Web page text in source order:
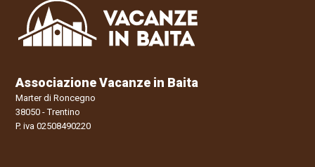
Associazione Vacanze in Baita
Marter di Roncegno
38050 - Trentino
P. iva 02508490220